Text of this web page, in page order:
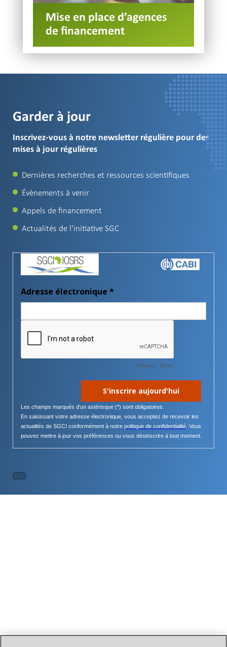
Mise en place d’agences
de financement
Garder à jour
Inscrivez-vous à notre newsletter régulière pour des
mises à jour régulières
Dernières recherches et ressources scientifiques
Évènements à venir
Appels de financement
Actualités de l'initiative SGC